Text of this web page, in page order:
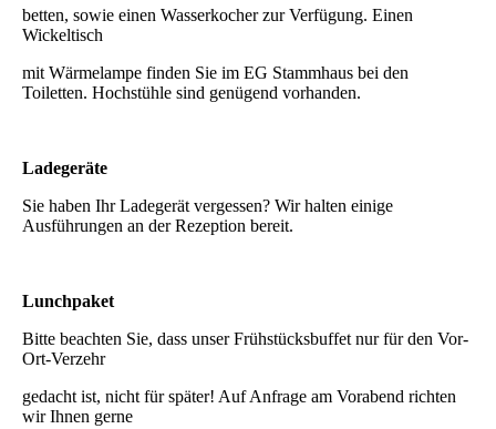
betten, sowie einen Wasserkocherzur Verfügung. Einen
Wickeltisch
mit Wärmelampe finden Sie im EG Stammhaus bei den
Toiletten. Hochstühle sind genügend vorhanden.
Ladegeräte
Sie haben Ihr Ladegerät vergessen? Wir halten einige
Ausführungen an der Rezeption bereit.
Lunchpaket
Bitte beachten Sie, dass unser Frühstücksbuffet nur für den Vor-
Ort-Verzehr
gedacht ist, nicht für später! Auf Anfrage am Vorabend richten
wir Ihnen gerne